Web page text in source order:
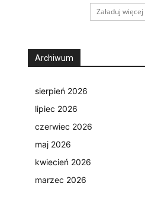
Załaduj więcej
Archiwum
sierpień 2026
lipiec 2026
czerwiec 2026
maj 2026
kwiecień 2026
marzec 2026